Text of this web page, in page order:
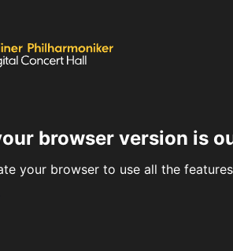
browser version is
your browser to use all the